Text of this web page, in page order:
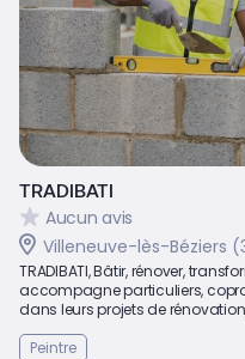
TRADIBATI
Aucun avis
Villeneuve-lès-Béziers
TRADIBATI, Bâtir, rénover,
accompagne particuliers,
dans leurs projets de
Peintre